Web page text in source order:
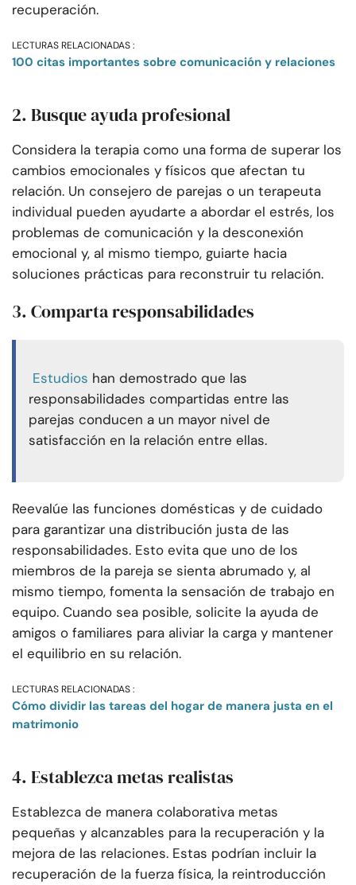
recuperación.
LECTURAS RELACIONADAS :
100 citas importantes sobre comunicación y relaciones
2. Busque ayuda profesional
Considera la terapia como una forma de superar los
cambios emocionales y físicos que afectan tu
relación. Un consejero de parejas o un terapeuta
individual pueden ayudarte a abordar el estrés, los
problemas de comunicación y la desconexión
emocional y, al mismo tiempo, guiarte hacia
soluciones prácticas para reconstruir tu relación.
3. Comparta responsabilidades
Estudios han demostrado que las
responsabilidades compartidas entre las
parejas conducen a un mayor nivel de
satisfacción en la relación entre ellas.
Reevalúe las funciones domésticas y de cuidado
para garantizar una distribución justa de las
responsabilidades. Esto evita que uno de los
miembros de la pareja se sienta abrumado y, al
mismo tiempo, fomenta la sensación de trabajo en
equipo. Cuando sea posible, solicite la ayuda de
amigos o familiares para aliviar la carga y mantener
el equilibrio en su relación.
LECTURAS RELACIONADAS :
Cómo dividir las tareas del hogar de manera justa en el
matrimonio
4. Establezca metas realistas
Establezca de manera colaborativa metas
pequeñas y alcanzables para la recuperación y la
mejora de las relaciones. Estas podrían incluir la
recuperación de la fuerza física, la reintroducción